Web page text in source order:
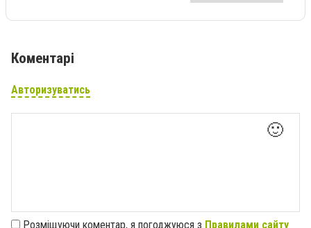
Коментарі
Авторизуватись
🙂
Розміщуючи коментар, я погоджуюся з Правилами сайту